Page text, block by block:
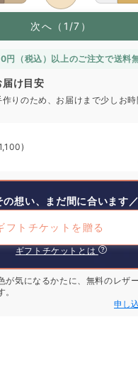
次へ（1/7）
（税込）以上のご注文で送料
届け目安
りのため、お届けまで少しお
の想い、まだ間に合います／
フトチケットを贈る
ギフトチケットとは
が気になるかたに、無料のレザ
申し